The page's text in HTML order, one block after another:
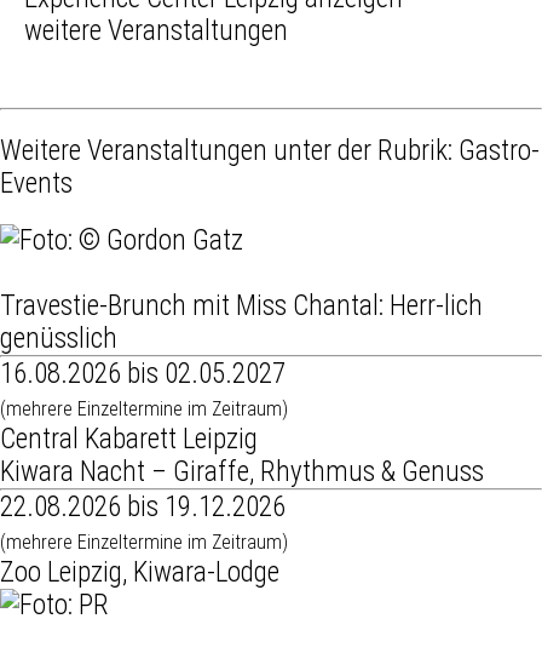
weitere Veranstaltungen
Weitere Veranstaltungen unter der Rubrik: Gastro-
Events
Travestie-Brunch mit Miss Chantal: Herr-lich
genüsslich
16.08.2026 bis 02.05.2027
(mehrere Einzeltermine im Zeitraum)
Central Kabarett Leipzig
Kiwara Nacht – Giraffe, Rhythmus & Genuss
22.08.2026 bis 19.12.2026
(mehrere Einzeltermine im Zeitraum)
Zoo Leipzig, Kiwara-Lodge